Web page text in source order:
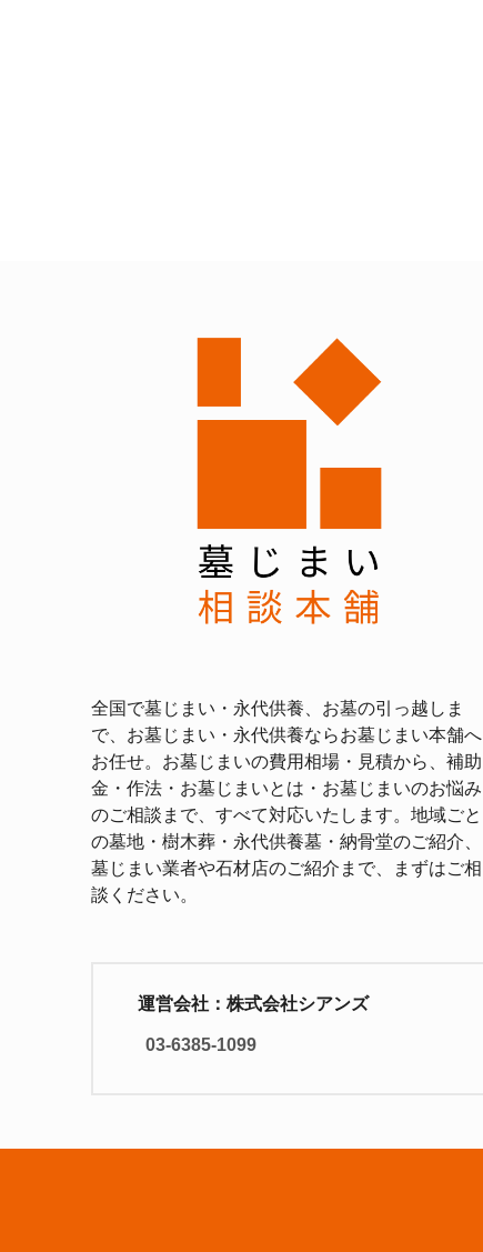
全国で墓じまい・永代供養、お墓の引っ越しま
で、お墓じまい・永代供養ならお墓じまい本舗へ
お任せ。お墓じまいの費用相場・見積から、補助
金・作法・お墓じまいとは・お墓じまいのお悩み
のご相談まで、すべて対応いたします。地域ごと
の墓地・樹木葬・永代供養墓・納骨堂のご紹介、
墓じまい業者や石材店のご紹介まで、まずはご相
談ください。
運営会社：株式会社シアンズ
03-6385-1099